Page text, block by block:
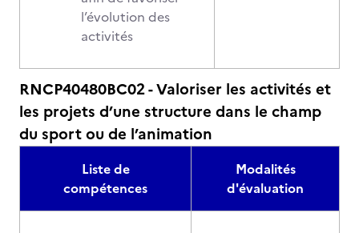
l’évolution des
activités
RNCP40480BC02 - Valoriser les activités et
les projets d’une structure dans le champ
du sport ou de l’animation
Liste de
compétences
Modalités
d'évaluation